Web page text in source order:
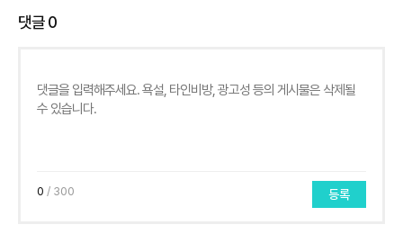
댓글0
0 / 300 등록